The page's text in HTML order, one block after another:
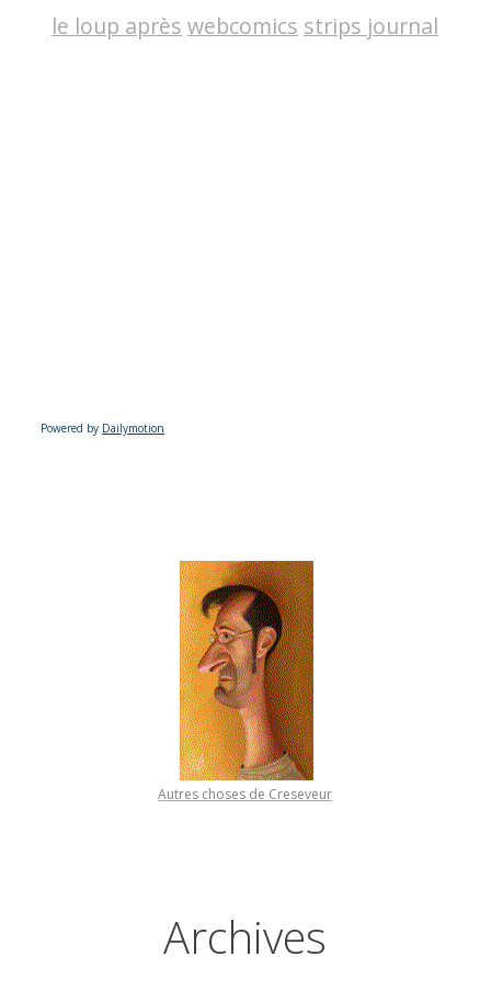
le loup après webcomics strips journal
Powered by Dailymotion
Autres choses de Creseveur
Archives